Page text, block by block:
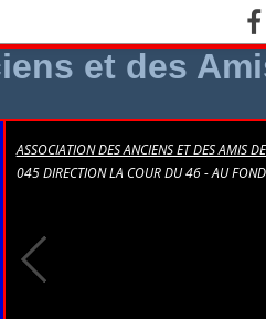
ASSOCIATION DES ANCIENS ET DES AMIS
045 DIRECTION LA COUR DU 46 - AU FOND